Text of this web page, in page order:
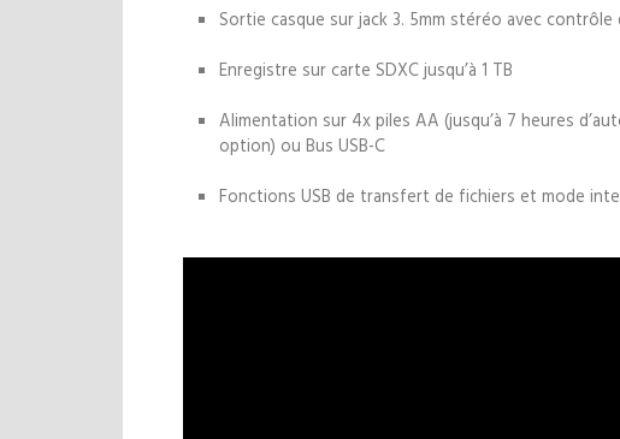
Sortie casque sur jack 3. 5mm stéréo avec contrôle
Enregistre sur carte SDXC jusqu’à 1 TB
Alimentation sur 4x piles AA (jusqu’à 7 heures
option) ou Bus USB-C
Fonctions USB de transfert de fichiers et mode